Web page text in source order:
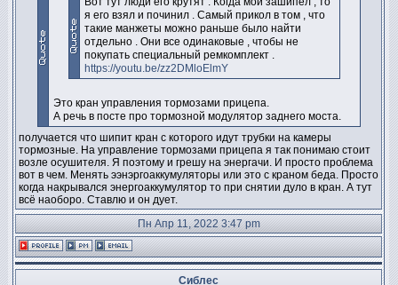
я его взял и починил . Самый прикол в том , что
такие манжеты можно раньше было найти
отдельно . Они все одинаковые , чтобы не
покупать специальный ремкомплект .
https://youtu.be/zz2DMloElmY
Это кран управления тормозами прицепа.
А речь в посте про тормозной модулятор заднего моста.
получается что шипит кран с которого идут трубки на камеры
тормозные. На управление тормозами прицепа я так понимаю стоит
возле осушителя. Я поэтому и грешу на энергачи. И просто проблема
вот в чем. Менять ээнэргоаккумуляторы или это с краном беда. Просто
когда накрывался энергоаккумулятор то при снятии дуло в кран. А тут
всё наоборо. Ставлю и он дует.
Пн Апр 11, 2022 3:47 pm
Сиблес